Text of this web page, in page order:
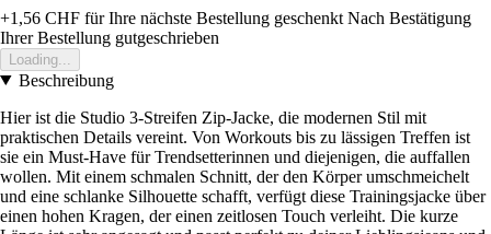
+1,56 CHF für Ihre nächste Bestellung geschenkt Nach Bestätigung
Ihrer Bestellung gutgeschrieben
Loading...
Beschreibung
Hier ist die Studio 3-Streifen Zip-Jacke, die modernen Stil mit
praktischen Details vereint. Von Workouts bis zu lässigen Treffen ist
sie ein Must-Have für Trendsetterinnen und diejenigen, die auffallen
wollen. Mit einem schmalen Schnitt, der den Körper umschmeichelt
und eine schlanke Silhouette schafft, verfügt diese Trainingsjacke über
einen hohen Kragen, der einen zeitlosen Touch verleiht. Die kurze